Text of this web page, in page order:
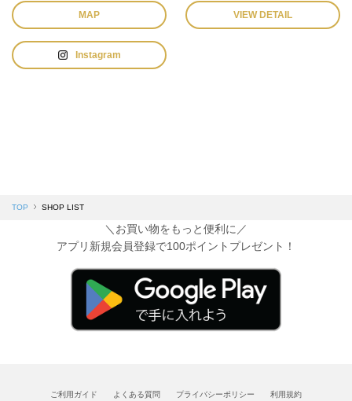
MAP VIEW DETAIL
Instagram
TOP SHOP LIST
＼お買い物をもっと便利に／
アプリ新規会員登録で100ポイントプレゼント！
ご利用ガイド よくある質問 プライバシーポリシー 利用規約